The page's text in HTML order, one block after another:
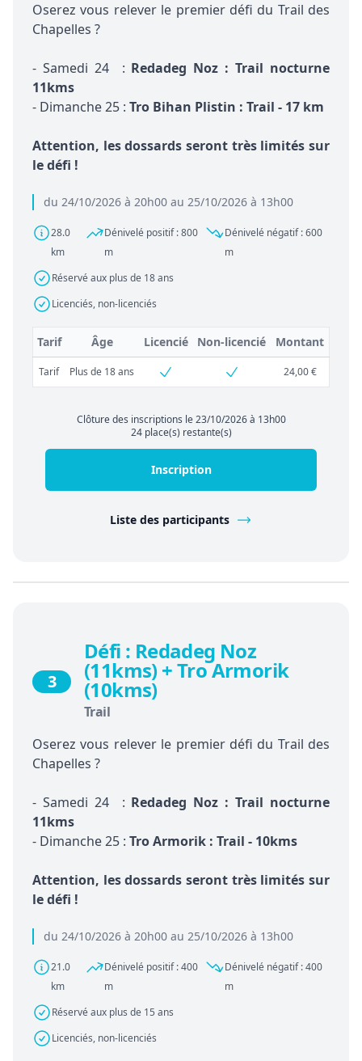
du 24/10/2026 à 20h00 au 25/10/2026 à 13h00
28.0
km
Dénivelé positif : 800
m
Dénivelé négatif : 600
m
Réservé aux plus de 18 ans
Licenciés, non-licenciés
Oserez vous relever le premier défi du Trail des
Chapelles ?
- Samedi 24 : Redadeg Noz : Trail nocturne
11kms
- Dimanche 25 : Tro Bihan Plistin : Trail - 17 km
Attention, les dossards seront très limités sur
le défi !
Tarif Âge Licencié Non-licencié Montant
Tarif Plus de 18 ans 24,00 €
Clôture des inscriptions le 23/10/2026 à 13h00
24 place(s) restante(s)
Inscription
Liste des participants
du 24/10/2026 à 20h00 au 25/10/2026 à 13h00
21.0
km
Dénivelé positif : 400
m
Dénivelé négatif : 400
m
Réservé aux plus de 15 ans
Licenciés, non-licenciés
3
Défi : Redadeg Noz
(11kms) + Tro Armorik
(10kms)
Trail
Oserez vous relever le premier défi du Trail des
Chapelles ?
- Samedi 24 : Redadeg Noz : Trail nocturne
11kms
- Dimanche 25 : Tro Armorik : Trail - 10kms
Attention, les dossards seront très limités sur
le défi !